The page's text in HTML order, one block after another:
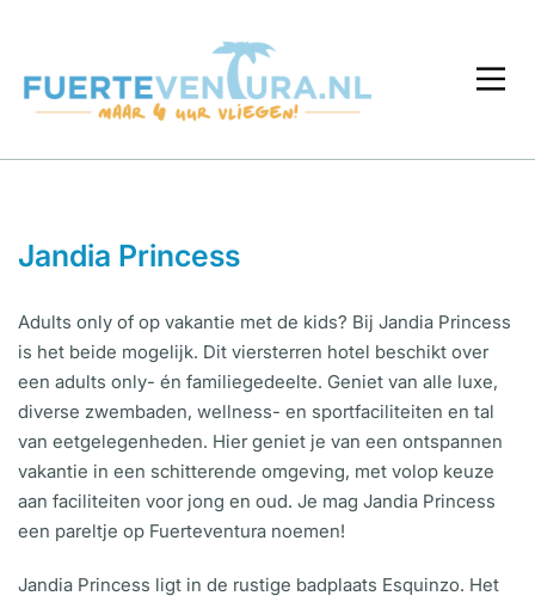
Jandia Princess
Adults only of op vakantie met de kids? Bij Jandia Princess
is het beide mogelijk. Dit viersterren hotel beschikt over
een adults only- én familiegedeelte. Geniet van alle luxe,
diverse zwembaden, wellness- en sportfaciliteiten en tal
van eetgelegenheden. Hier geniet je van een ontspannen
vakantie in een schitterende omgeving, met volop keuze
aan faciliteiten voor jong en oud. Je mag Jandia Princess
een pareltje op Fuerteventura noemen!
Jandia Princess ligt in de rustige badplaats Esquinzo. Het